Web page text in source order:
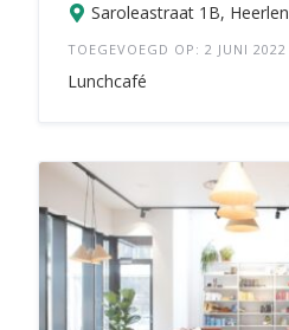
Saroleastraat 1B, Heerlen
TOEGEVOEGD OP: 2 JUNI 2022
Lunchcafé